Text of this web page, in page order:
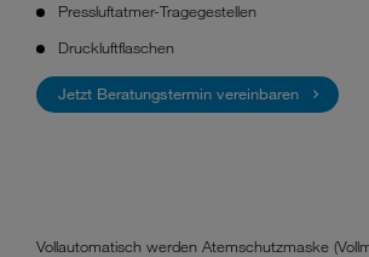
Pressluftatmer-Tragegestellen
Druckluftflaschen
Jetzt Beratungstermin vereinbaren
Vollautomatisch werden Atemschutzmaske